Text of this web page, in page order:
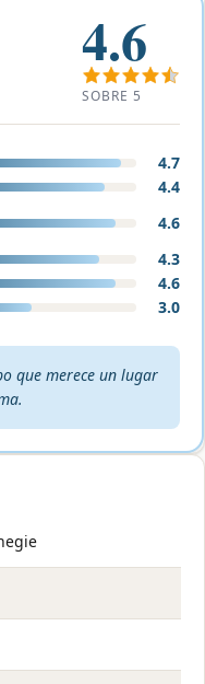
4.6
SOBRE 5
4.7
4.4
4.6
4.3
4.6
3.0
que merece un lugar